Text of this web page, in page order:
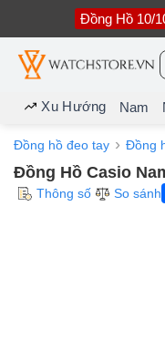
nội
dung
Đồng Hồ 10/
Xu Hướng Nam
Đồng hồ đeo tay Đồng
Đồng Hồ Casio
Thông số So sánh